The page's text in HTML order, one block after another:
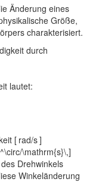
Änderung eines
Größe,
charakterisiert.
durch
lautet:
[ rad/s ]
\mathrm{s}\,]
Drehwinkels
Winkeländerung